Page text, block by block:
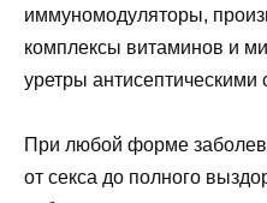
иммуномодуляторы,
комплексы витаминов и
уретры антисептическими
При любой форме
от секса до полного